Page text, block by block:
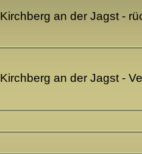
Kirchberg an der Jagst -
Kirchberg an der Jagst -